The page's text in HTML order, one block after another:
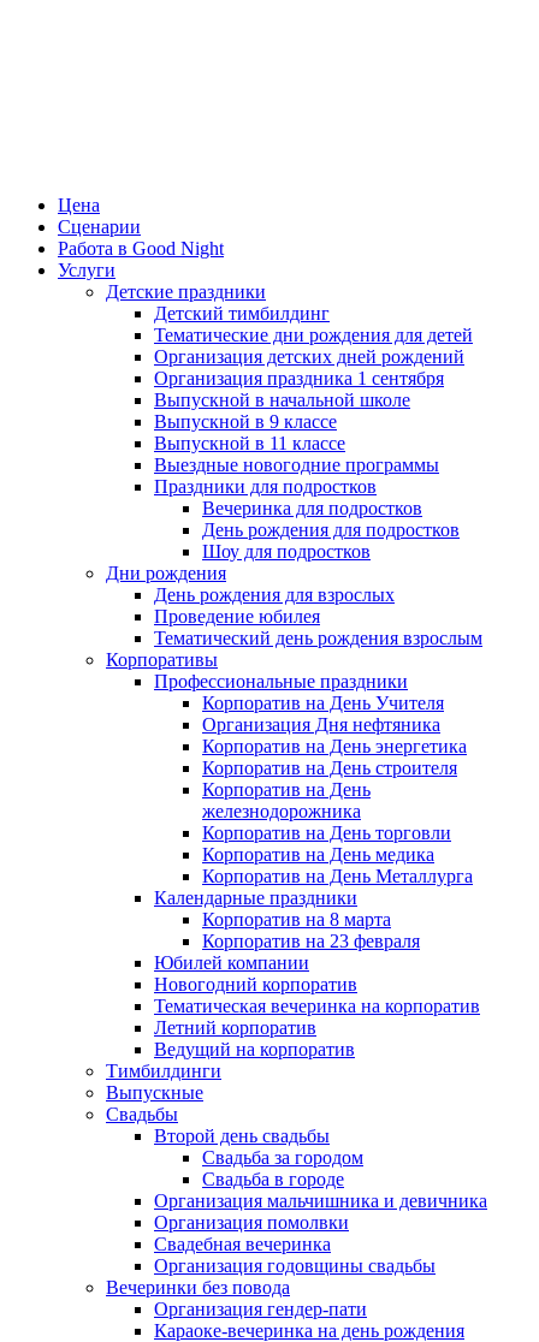
Цена
Сценарии
Работа в Good Night
Услуги
Детские праздники
Детский тимбилдинг
Тематические дни рождения для детей
Организация детских дней рождений
Организация праздника 1 сентября
Выпускной в начальной школе
Выпускной в 9 классе
Выпускной в 11 классе
Выездные новогодние программы
Праздники для подростков
Вечеринка для подростков
День рождения для подростков
Шоу для подростков
Дни рождения
День рождения для взрослых
Проведение юбилея
Тематический день рождения взрослым
Корпоративы
Профессиональные праздники
Корпоратив на День Учителя
Организация Дня нефтяника
Корпоратив на День энергетика
Корпоратив на День строителя
Корпоратив на День
железнодорожника
Корпоратив на День торговли
Корпоратив на День медика
Корпоратив на День Металлурга
Календарные праздники
Корпоратив на 8 марта
Корпоратив на 23 февраля
Юбилей компании
Новогодний корпоратив
Тематическая вечеринка на корпоратив
Летний корпоратив
Ведущий на корпоратив
Тимбилдинги
Выпускные
Свадьбы
Второй день свадьбы
Свадьба за городом
Свадьба в городе
Организация мальчишника и девичника
Организация помолвки
Свадебная вечеринка
Организация годовщины свадьбы
Вечеринки без повода
Организация гендер-пати
Караоке-вечеринка на день рождения